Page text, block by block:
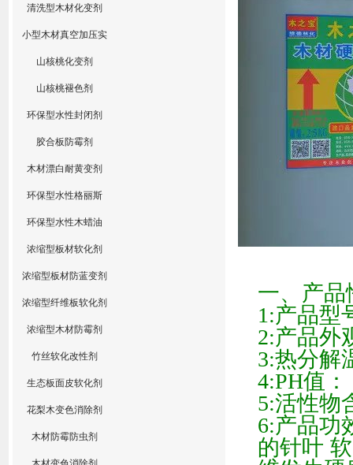
清洗型木材化变剂
小型木材真空加压实
山核桃化变剂
山核桃褪色剂
环保型水性封闭剂
胶合板防霉剂
木材漂白耐黄变剂
环保型水性格丽斯
环保型水性木蜡油
浓缩型板材软化剂
浓缩型板材防蓝变剂
浓缩型纤维板软化剂
浓缩型木材防霉剂
竹丝软化改性剂
生态板面皮软化剂
花梨木变色消除剂
木材防霉防虫剂
一、产品
1:产品型
2:产品外
3:热分解
4:PH值：
5:活性物
6:产品功
的针叶